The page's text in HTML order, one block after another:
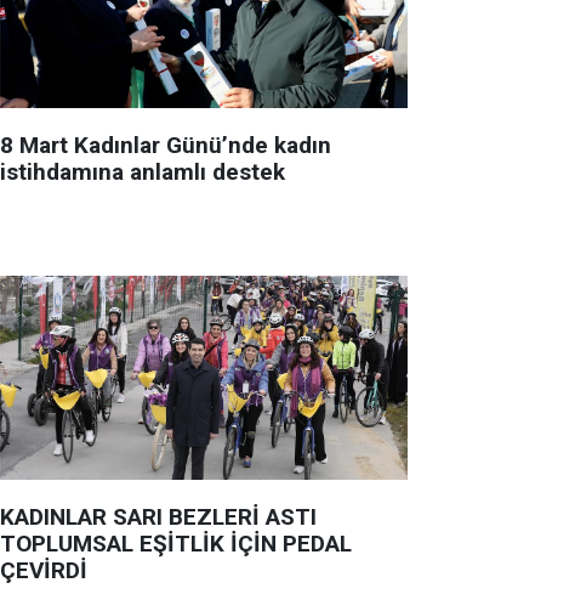
8 Mart Kadınlar Günü’nde kadın
istihdamına anlamlı destek
KADINLAR SARI BEZLERİ ASTI
TOPLUMSAL EŞİTLİK İÇİN PEDAL
ÇEVİRDİ